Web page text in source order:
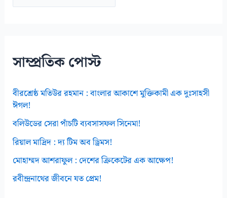
র্কা
সাম্প্রতিক পোস্ট
বীরশ্রেষ্ঠ মতিউর রহমান : বাংলার আকাশে মুক্তিকামী এক দুঃসাহসী
ঈগল!
বলিউডের সেরা পাঁচটি ব্যবসাসফল সিনেমা!
রিয়াল মাদ্রিদ : দ্য টিম অব ড্রিমস!
মোহাম্মদ আশরাফুল : দেশের ক্রিকেটের এক আক্ষেপ!
রবীন্দ্রনাথের জীবনে যত প্রেম!